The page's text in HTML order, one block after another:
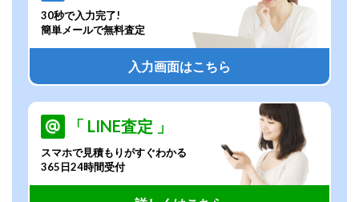
30秒で入力完了!
簡単メールで無料査定
入力画面はこちら
「 LINE査定 」
スマホで見積もりがすぐわかる
365日24時間受付